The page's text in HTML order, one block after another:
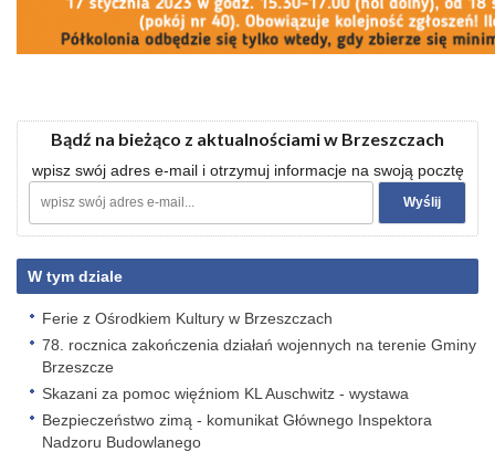
Bądź na bieżąco z aktualnościami w Brzeszczach
wpisz swój adres e-mail i otrzymuj informacje na swoją pocztę
W tym dziale
Ferie z Ośrodkiem Kultury w Brzeszczach
78. rocznica zakończenia działań wojennych na terenie Gminy
Brzeszcze
Skazani za pomoc więźniom KL Auschwitz - wystawa
Bezpieczeństwo zimą - komunikat Głównego Inspektora
Nadzoru Budowlanego